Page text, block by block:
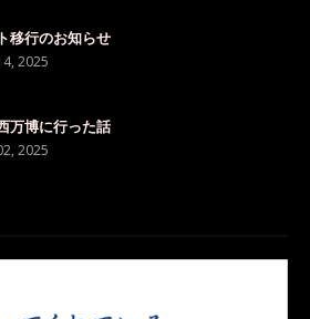
移行のお知らせ
2025
万博に行った話
2025